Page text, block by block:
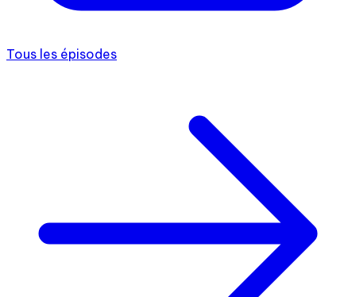
Tous les épisodes